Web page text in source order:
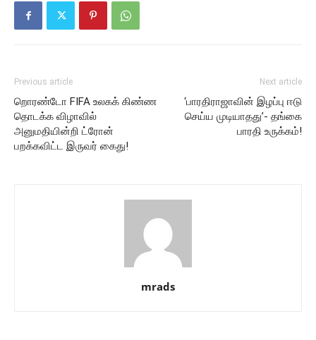
Previous article
றொரண்டோ FIFA உலகக் கிண்ண
தொடக்க விழாவில்
அனுமதியின்றி ட்ரோன்
பறக்கவிட்ட இருவர் கைது!
Next article
‘பாரதிராஜாவின் இழப்பு ஈடு
செய்ய முடியாதது’- தங்கை
பாரதி உருக்கம்!
mrads